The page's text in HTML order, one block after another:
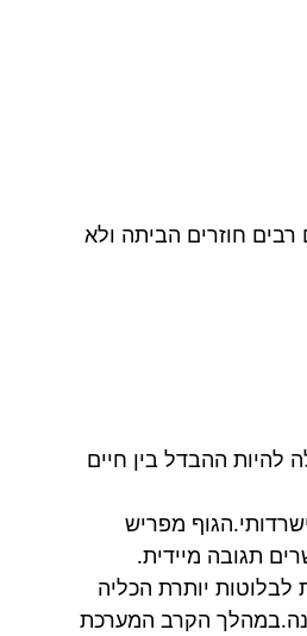
רבים חוזרים הביתה ולא
להיות ההבדל בין חיים
מפריש
תגובה מיידית.
יותרת הכליה
הקרב המערכת